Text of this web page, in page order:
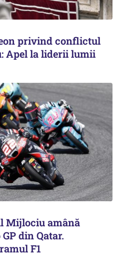
privind conflictul
Apel la liderii lumii
Mijlociu amână
din Qatar.
F1